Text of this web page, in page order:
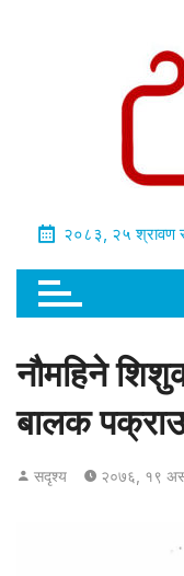
२०८३, २५ श्रावण
नौमहिने
बालक
सदृश्य २०७६, १९